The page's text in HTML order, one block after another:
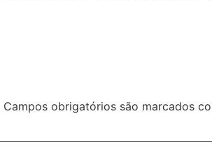
Campos obrigatórios são marcados